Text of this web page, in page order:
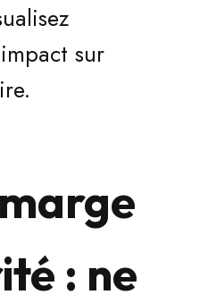
sur
: ne